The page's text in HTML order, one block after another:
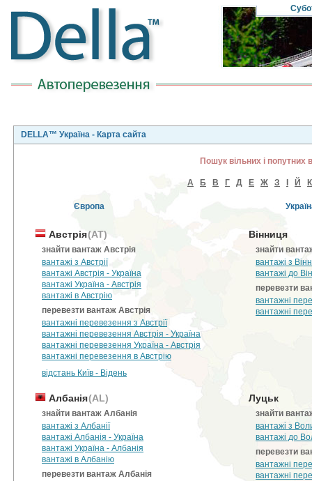
DELLA™ Україна - Карта сайта
Пошук вільних і попутних
А Б В Г Д Е Ж З Й К
Європа
Австрія(AT)
знайти вантаж Австрія
вантажі з Австрії
вантажі Австрія - Україна
вантажі Україна - Австрія
вантажі в Австрію
перевезти вантаж Австрія
вантажні перевезення з Австрії
вантажні перевезення Австрія - Україна
вантажні перевезення Україна - Австрія
вантажні перевезення в Австрію
відстань Київ - Відень
Вінниця
знайти
вантажі з
вантажі до
перевезти
вантажні
вантажні
Албанія(AL)
знайти вантаж Албанія
вантажі з Албанії
вантажі Албанія - Україна
вантажі Україна - Албанія
вантажі в Албанію
перевезти вантаж Албанія
Луцьк
знайти
вантажі з
вантажі до
перевезти
вантажні
вантажні